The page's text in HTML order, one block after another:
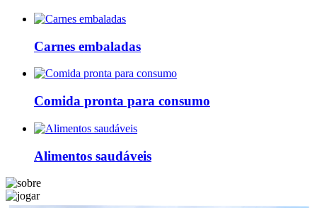
Carnes embaladas
Comida pronta para consumo
Alimentos saudáveis